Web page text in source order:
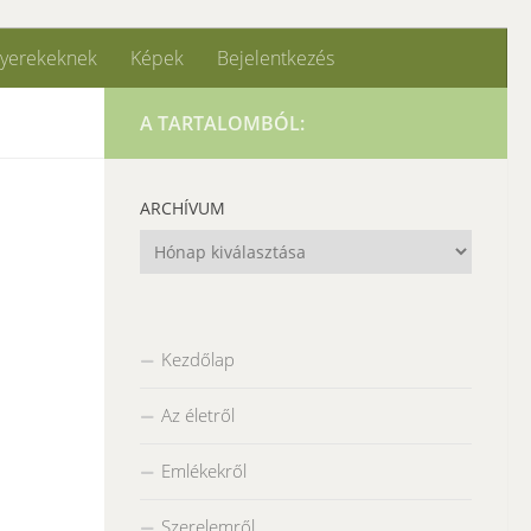
Képek Bejelentkezés
A TARTALOMBÓL:
ARCHÍVUM
Archívum
Kezdőlap
Az életről
Emlékekről
Szerelemről